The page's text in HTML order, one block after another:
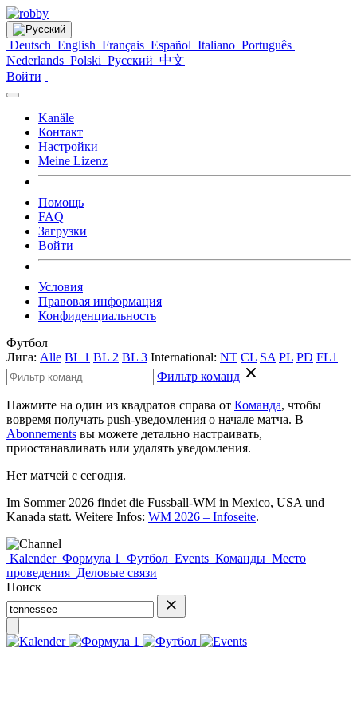
Deutsch English Français Español Italiano Português
Nederlands Polski Русский 中文
Войти
Kanäle
Контакт
Настройки
Meine Lizenz
Помощь
FAQ
Загрузки
Войти
Условия
Правовая информация
Конфиденциальность
Футбол
Лига: Alle BL 1 BL 2 BL 3 International: NT CL SA PL PD FL1
Фильтр команд
Нажмите на один из квадратов справа от Команда, чтобы
вовремя получать push-уведомления о начале матча. В
Abonnements вы можете детально настраивать,
приостанавливать или удалять уведомления.
Нет матчей с сегодня.
Im Sommer 2026 findet die Fussball-WM in Mexico, USA und
Kanada statt. Weitere Infos: WM 2026 – Infoseite.
Kalender Формула 1 Футбол Events Команды Место
проведения Деловые связи
Поиск